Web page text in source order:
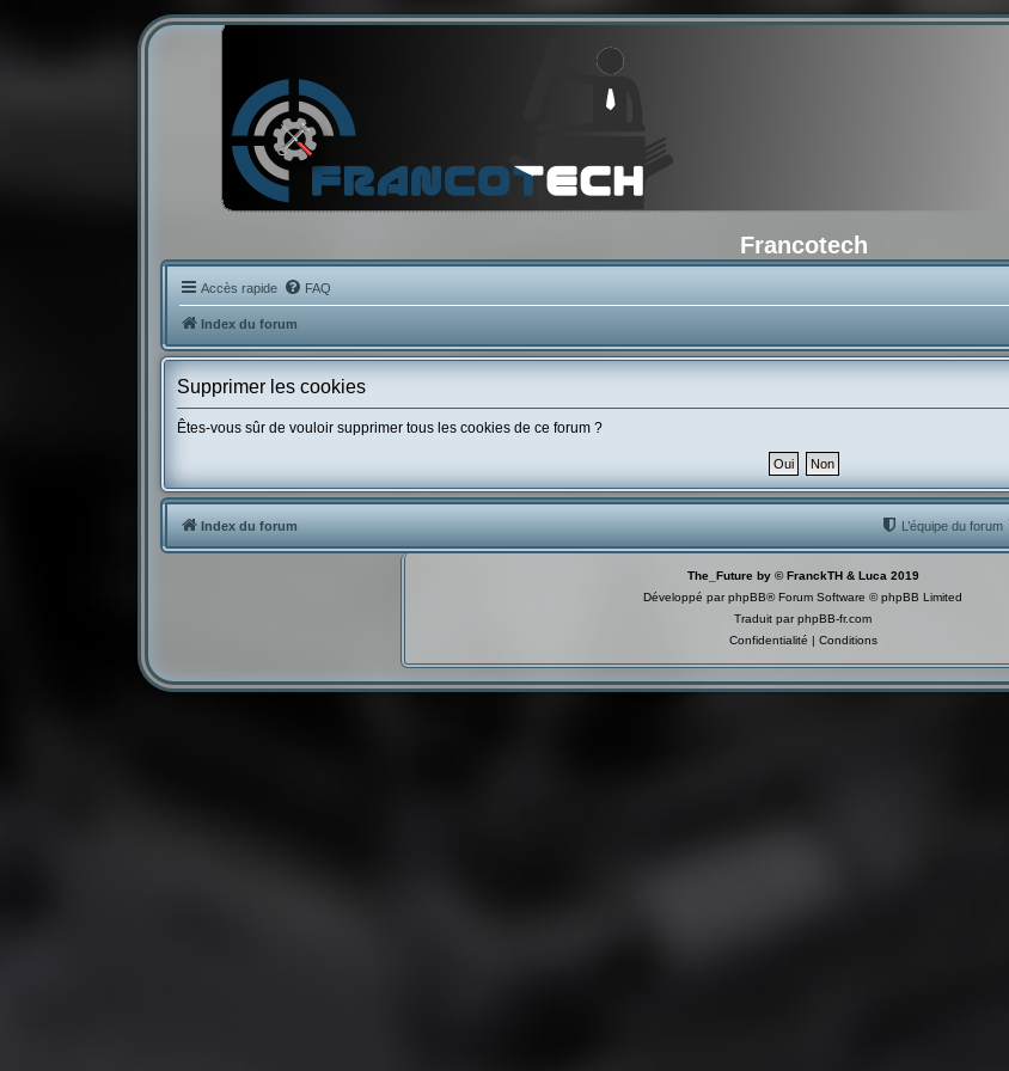
Francotech
Accès rapide FAQ
Index du forum
Supprimer les cookies
Êtes-vous sûr de vouloir supprimer tous les cookies de ce forum ?
Index du forum L’équipe du forum
The_Future by © FranckTH & Luca 2019
Développé parphpBB® Forum Software © phpBB Limited
Traduit parphpBB-fr.com
Confidentialité
Conditions